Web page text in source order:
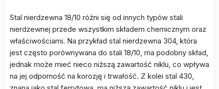
Stal nierdzewna 18/10 różni się od innych typów stali
nierdzewnej przede wszystkim składem chemicznym oraz
właściwościami. Na przykład stal nierdzewna 304, która
jest często porównywana do stali 18/10, ma podobny skład,
jednak może mieć nieco niższą zawartość niklu, co wpływa
na jej odporność na korozję i trwałość. Z kolei stal 430,